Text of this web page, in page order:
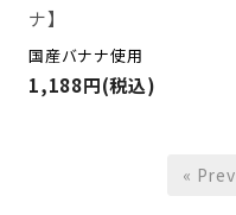
ナ】
国産バナナ使用
1,188円(税込)
« Prev